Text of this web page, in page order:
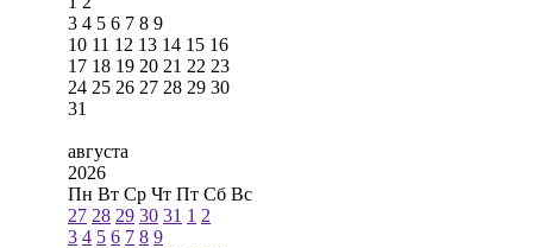
3 4 5 6 7 8 9
10 11 12 13 14 15 16
17 18 19 20 21 22 23
24 25 26 27 28 29 30
31
августа
2026
Пн Вт Ср Чт Пт Сб Вс
27 28 29 30 31 1 2
3 4 5 6 7 8 9